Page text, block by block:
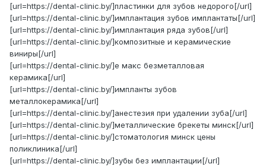
[url=https://dental-clinic.by/]пластинки для зубов недорого[/url]
[url=https://dental-clinic.by/]имплантация зубов имплантаты[/url]
[url=https://dental-clinic.by/]имплантация ряда зубов[/url]
[url=https://dental-clinic.by/]композитные и керамические
виниры[/url]
[url=https://dental-clinic.by/]е макс безметалловая
керамика[/url]
[url=https://dental-clinic.by/]импланты зубов
металлокерамика[/url]
[url=https://dental-clinic.by/]анестезия при удалении зуба[/url]
[url=https://dental-clinic.by/]металлические брекеты минск[/url]
[url=https://dental-clinic.by/]стоматология минск цены
поликлиника[/url]
[url=https://dental-clinic.by/]зубы без имплантации[/url]